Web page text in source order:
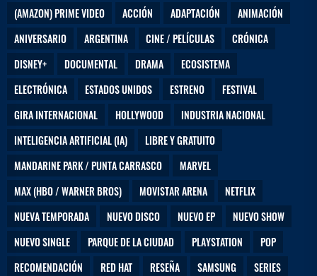
(AMAZON) PRIME VIDEO ACCIÓN ADAPTACIÓN
ANIMACIÓN
ANIVERSARIO
ARGENTINA CINE / PELÍCULAS
CRÓNICA
DISNEY+
DOCUMENTAL DRAMA
ECOSISTEMA
ELECTRÓNICA
ESTADOS UNIDOS ESTRENO
FESTIVAL
GIRA INTERNACIONAL
HOLLYWOOD
INDUSTRIA NACIONAL
INTELIGENCIA ARTIFICIAL (IA)
LIBRE Y GRATUITO
MANDARINE PARK / PUNTA CARRASCO
MARVEL
MAX (HBO / WARNER BROS)
MOVISTAR ARENA
NETFLIX
NUEVA TEMPORADA
NUEVO DISCO NUEVO EP
NUEVO SHOW
NUEVO SINGLE
PARQUE DE LA CIUDAD PLAYSTATION
POP
RECOMENDACIÓN
RED HAT RESEÑA SAMSUNG
SERIES